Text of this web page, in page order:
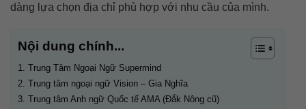
dàng lựa chọn địa chỉ phù hợp với nhu cầu của mình.
Nội dung chính...
1. Trung Tâm Ngoại Ngữ Supermind
2. Trung tâm ngoại ngữ Vision – Gia Nghĩa
3. Trung tâm Anh ngữ Quốc tế AMA (Đắk Nông cũ)